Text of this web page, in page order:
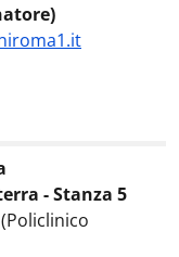
- Stanza 5